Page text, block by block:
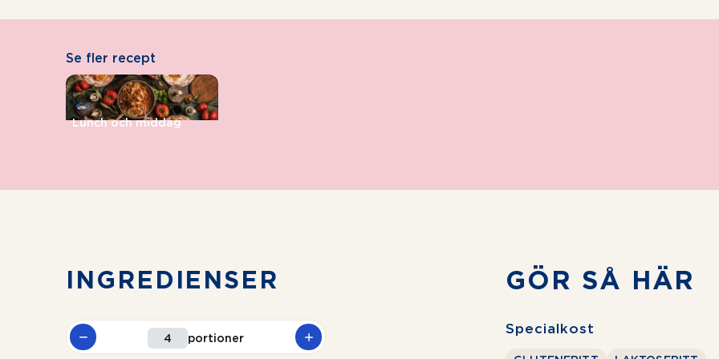
Se fler recept
Lunch och middag
<<
INGREDIENSER
portioner
GÖR SÅ HÄR
Specialkost